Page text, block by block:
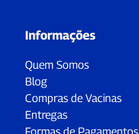
Informações
Quem Somos
Blog
Compras de Vacinas
Entregas